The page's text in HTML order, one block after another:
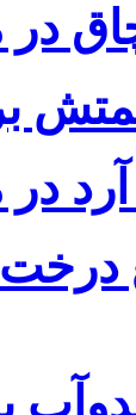
در